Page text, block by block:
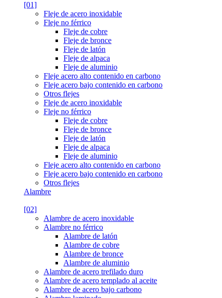
[01]
Fleje de acero inoxidable
Fleje no férrico
Fleje de cobre
Fleje de bronce
Fleje de latón
Fleje de alpaca
Fleje de aluminio
Fleje acero alto contenido en carbono
Fleje acero bajo contenido en carbono
Otros flejes
Fleje de acero inoxidable
Fleje no férrico
Fleje de cobre
Fleje de bronce
Fleje de latón
Fleje de alpaca
Fleje de aluminio
Fleje acero alto contenido en carbono
Fleje acero bajo contenido en carbono
Otros flejes
Alambre
[02]
Alambre de acero inoxidable
Alambre no férrico
Alambre de latón
Alambre de cobre
Alambre de bronce
Alambre de aluminio
Alambre de acero trefilado duro
Alambre de acero templado al aceite
Alambre de acero bajo carbono